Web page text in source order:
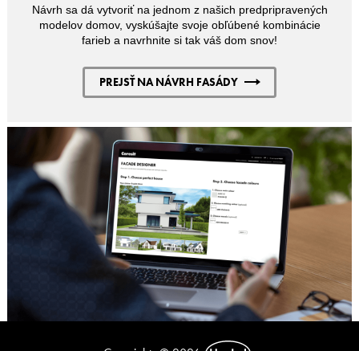
Návrh sa dá vytvoriť na jednom z našich predpripravených
modelov domov, vyskúšajte svoje obľúbené kombinácie
farieb a navrhnite si tak váš dom snov!
PREJSŤ NA NÁVRH FASÁDY